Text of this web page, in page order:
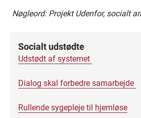
Nøgleord: Projekt Udenfor, socialt
Socialt udstødte
Udstødt af systemet
Dialog skal forbedre samarbejde
Rullende sygepleje til hjemløse